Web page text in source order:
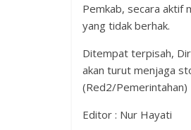
Pemkab, secara aktif
yang tidak berhak.
Ditempat terpisah,
akan turut menjaga
(Red2/Pemerintahan)
Editor : Nur Hayati